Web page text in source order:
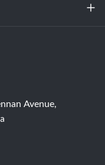
Avenue,